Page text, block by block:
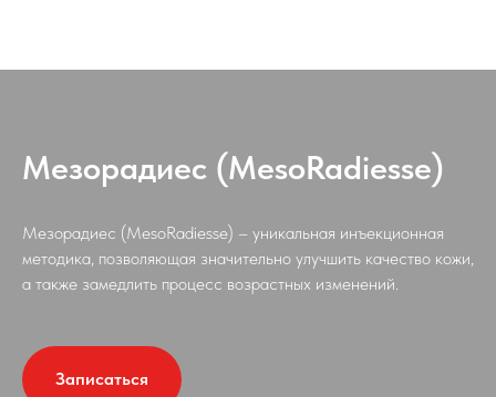
Мезорадиес (MesoRadiesse)
Мезорадиес (MesoRadiesse) – уникальная инъекционная
методика, позволяющая значительно улучшить качество кожи,
а также замедлить процесс возрастных изменений.
Записаться